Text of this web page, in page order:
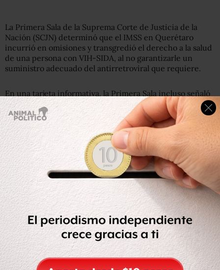
La Primera Sala de la Suprema Corte de Justicia de la
Nación (SCJN) determinó que el IMSS en Querétaro
incurrió en omisiones y transgredió el derecho a la salud
de una persona con VIH-SIDA, al no garantizarle un
suministro adecuado del antirretroviral que requiere.
En una tarjeta informativa, la Primera Sala incluso señaló
que dichas omisiones, registradas en el Hospital Regional
Número 1, representaron un peligro para la vida de la
persona, por lo que falló a su favor y ordenó que se le
otorguen los medicamentos que requiere, de forma
vitalicia y sin interrupciones.
“Ya sean originales o genéricos que conserven la
biodisponibilidad y bioequivalencia de las sales originales
para su efectividad. Lo anterior, bajo el entendido de que,
al carecer de los recursos necesarios para su entrega,
debe de demostrar que ha realizado su mayor esfuerzo
para utilizar la totalidad de los recursos que están a su
disposición para lograr dicho abastecimiento”,
resolvieron los ministros.